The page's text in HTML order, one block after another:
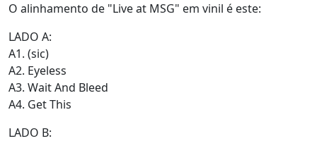
O alinhamento de "Live at MSG" em vinil é este:
LADO A:
A1. (sic)
A2. Eyeless
A3. Wait And Bleed
A4. Get This
LADO B: